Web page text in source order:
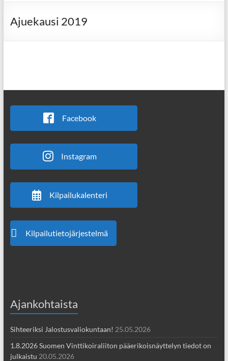
Ajuekausi 2019
Facebook
Instagram
Kilpailukalenteri
Kilpailutietojärjestelmä
Ajankohtaista
Sihteeriksi Jalostusvaliokuntaan! 25.05.2026
1.8.2026 Suomen Vinttikoiraliiton pääerikoisnäyttelyn tiedot on
julkaistu 20.05.2026